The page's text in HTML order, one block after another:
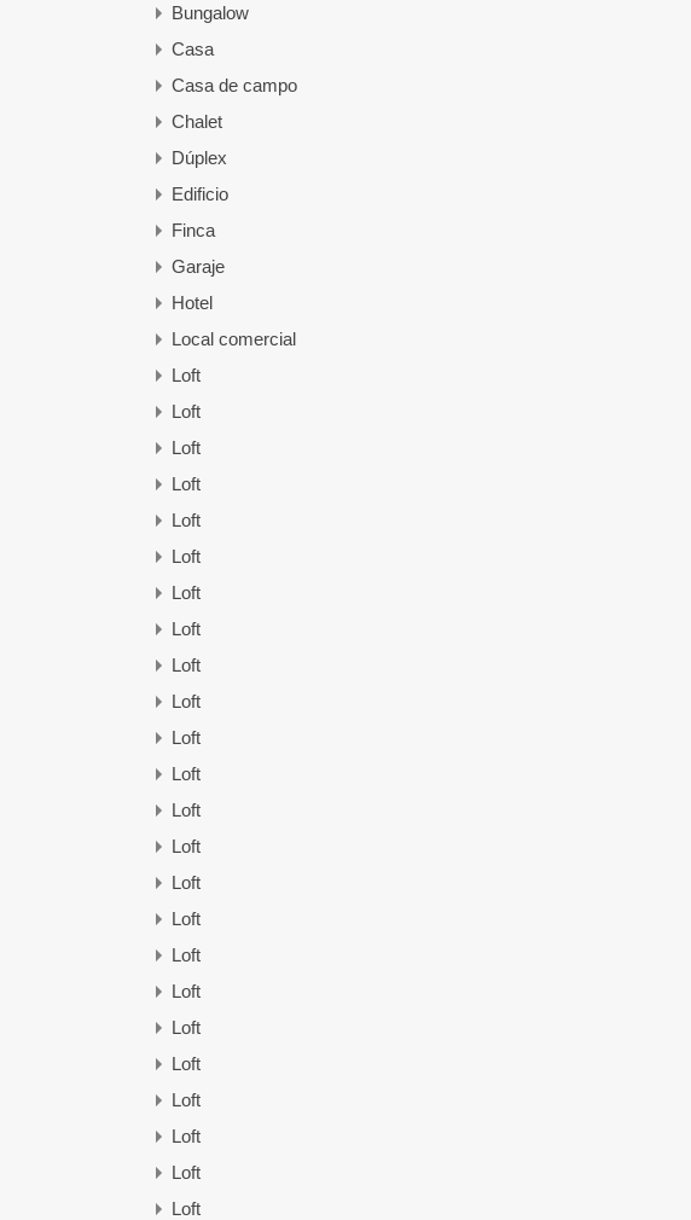
Bungalow
Casa
Casa de campo
Chalet
Dúplex
Edificio
Finca
Garaje
Hotel
Local comercial
Loft
Loft
Loft
Loft
Loft
Loft
Loft
Loft
Loft
Loft
Loft
Loft
Loft
Loft
Loft
Loft
Loft
Loft
Loft
Loft
Loft
Loft
Loft
Loft